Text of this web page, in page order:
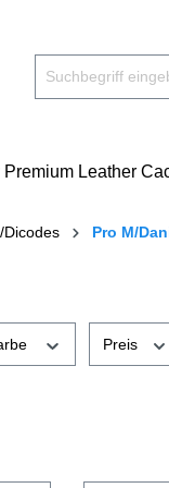
Premium Leather
Dicodes Pro M/
Preis